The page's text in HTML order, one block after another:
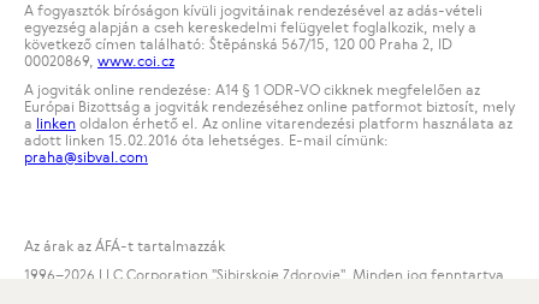
A fogyasztók bíróságon kívüli jogvitáinak rendezésével az adás-vételi
egyezség alapján a cseh kereskedelmi felügyelet foglalkozik, mely a
következő címen található: Štěpánská 567/15, 120 00 Praha 2, ID
00020869, www.coi.cz
A jogviták online rendezése: A14 § 1 ODR-VO cikknek megfelelően az
Európai Bizottság a jogviták rendezéséhez online patformot biztosít, mely
a linkenoldalon érhető el. Az online vitarendezési platform használata az
adott linken 15.02.2016 óta lehetséges. E-mail címünk:
praha@sibval.com
Az árak az ÁFÁ-t tartalmazzák
1996–2026 LLC Corporation "Sibirskoje Zdorovje". Minden jog fenntartva.